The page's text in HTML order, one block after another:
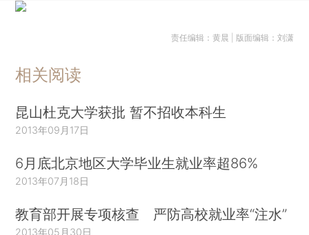
责任编辑：黄晨 | 版面编辑：刘潇
相关阅读
昆山杜克大学获批 暂不招收本科生
2013年09月17日
6月底北京地区大学毕业生就业率超86%
2013年07月18日
教育部开展专项核查 严防高校就业率“注水”
2013年05月30日